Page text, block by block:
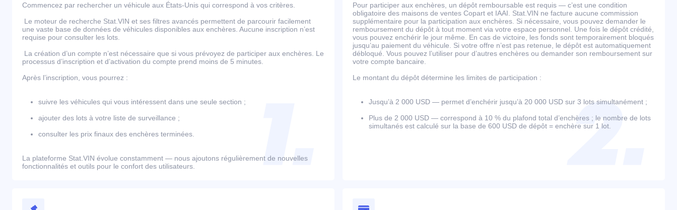
Commencez par rechercher un véhicule aux États-Unis qui correspond à vos critères.
Le moteur de recherche Stat.VIN et ses filtres avancés permettent de parcourir facilement
une vaste base de données de véhicules disponibles aux enchères. Aucune inscription n’est
requise pour consulter les lots.
La création d’un compte n’est nécessaire que si vous prévoyez de participer aux enchères. Le
processus d’inscription et d’activation du compte prend moins de 5 minutes.
Après l’inscription, vous pourrez :
suivre les véhicules qui vous intéressent dans une seule section ;
ajouter des lots à votre liste de surveillance ;
consulter les prix finaux des enchères terminées.
La plateforme Stat.VIN évolue constamment — nous ajoutons régulièrement de nouvelles
fonctionnalités et outils pour le confort des utilisateurs.
Pour participer aux enchères, un dépôt remboursable est requis — c’est une condition
obligatoire des maisons de ventes Copart et IAAI. Stat.VIN ne facture aucune commission
supplémentaire pour la participation aux enchères. Si nécessaire, vous pouvez demander le
remboursement du dépôt à tout moment via votre espace personnel. Une fois le dépôt crédité,
vous pouvez enchérir le jour même. En cas de victoire, les fonds sont temporairement bloqués
jusqu’au paiement du véhicule. Si votre offre n’est pas retenue, le dépôt est automatiquement
débloqué. Vous pouvez l’utiliser pour d’autres enchères ou demander son remboursement sur
votre compte bancaire.
Le montant du dépôt détermine les limites de participation :
Jusqu’à 2 000 USD — permet d’enchérir jusqu’à 20 000 USD sur 3 lots simultanément ;
Plus de 2 000 USD — correspond à 10 % du plafond total d’enchères ; le nombre de lots
simultanés est calculé sur la base de 600 USD de dépôt = enchère sur 1 lot.